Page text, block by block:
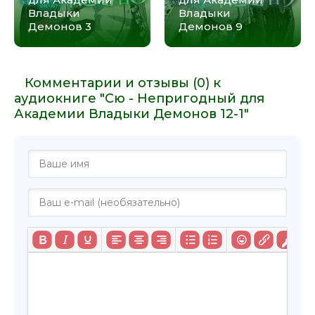
31 Владыка демонов v12-1 - Послесловие автора
Владыки
Демонов 3
Владыки
Демонов 9
Комментарии и отзывы (0) к
аудиокниге "Сю - Непригодный для
Академии Владыки Демонов 12-1"